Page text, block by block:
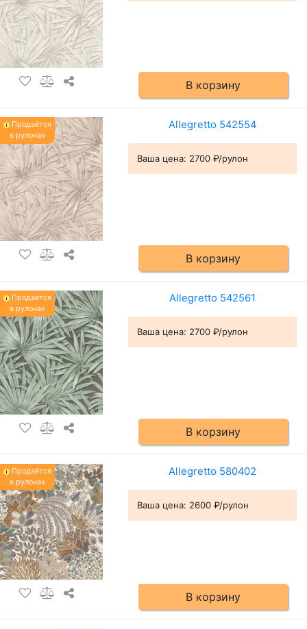
В корзину
Продаётся
в рулонах
Allegretto 542554
Ваша цена: 2700 ₽/рулон
В корзину
Продаётся
в рулонах
Allegretto 542561
Ваша цена: 2700 ₽/рулон
В корзину
Продаётся
в рулонах
Allegretto 580402
Ваша цена: 2600 ₽/рулон
В корзину